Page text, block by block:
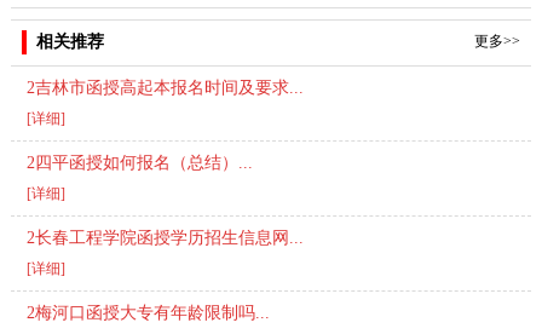
相关推荐 更多>>
2吉林市函授高起本报名时间及要求...
[详细]
2四平函授如何报名（总结）...
[详细]
2长春工程学院函授学历招生信息网...
[详细]
2梅河口函授大专有年龄限制吗...